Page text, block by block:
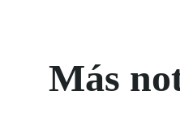
Más